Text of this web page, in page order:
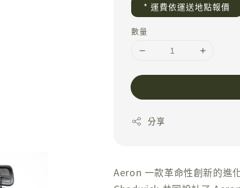
* 運費依運送地點報價
數量
分享
Aeron 一款革命性創新的